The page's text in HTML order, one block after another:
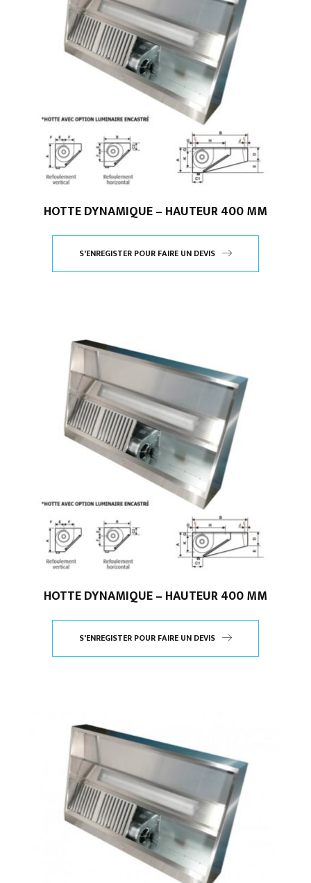
HOTTE DYNAMIQUE – HAUTEUR 400 MM
S'ENREGISTER POUR FAIRE UN DEVIS
HOTTE DYNAMIQUE – HAUTEUR 400 MM
S'ENREGISTER POUR FAIRE UN DEVIS